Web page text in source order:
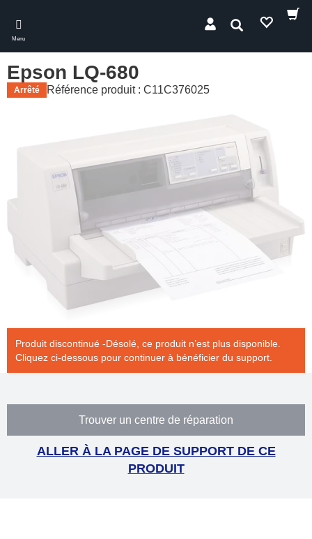
main
content
Menu
Rechercher
Epson LQ-680
Arrêté Référence produit : C11C376025
Produit discontinué -Désolé, ce produit n’est plus disponible.
Cliquez ci-dessous pour continuer à bénéficier du support.
Trouver un centre de réparation
ALLER À LA PAGE DE SUPPORT DE CE
PRODUIT